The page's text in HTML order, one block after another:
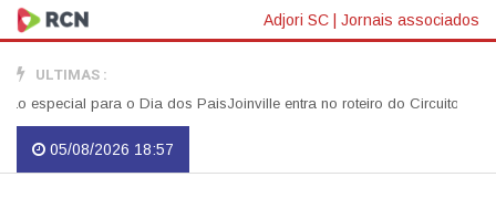
Adjori SC | Jornais associados
ULTIMAS :
para o Dia dos PaisJoinville entra no roteiro do Circuito Banco
05/08/2026 18:57